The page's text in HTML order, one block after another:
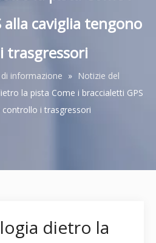
简体中文
English
alla caviglia tengono
trasgressori
informazione » Notizie del
la pista Come i braccialetti GPS
i trasgressori
dietro la